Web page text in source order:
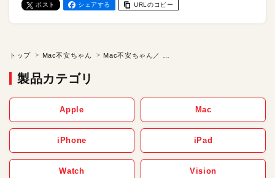
ポスト シェアする URLのコピー
トップ Mac不安ちゃん
製品カテゴリ
Apple Mac
iPhone iPad
Watch Vision